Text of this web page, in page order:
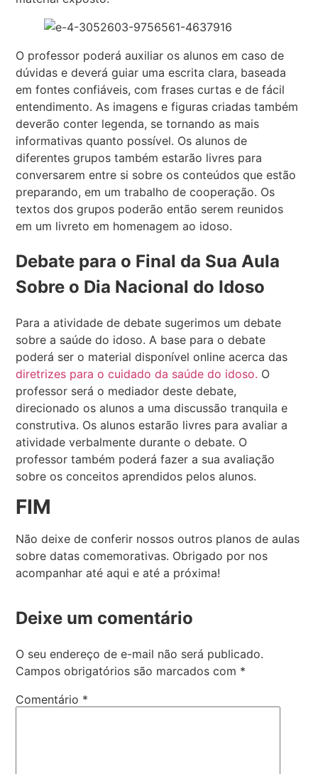
O professor poderá auxiliar os alunos em caso de
dúvidas e deverá guiar uma escrita clara, baseada
em fontes confiáveis, com frases curtas e de fácil
entendimento. As imagens e figuras criadas também
deverão conter legenda, se tornando as mais
informativas quanto possível. Os alunos de
diferentes grupos também estarão livres para
conversarem entre si sobre os conteúdos que estão
preparando, em um trabalho de cooperação. Os
textos dos grupos poderão então serem reunidos
em um livreto em homenagem ao idoso.
Debate para o Final da Sua Aula
Sobre o Dia Nacional do Idoso
Para a atividade de debate sugerimos um debate
sobre a saúde do idoso. A base para o debate
poderá ser o material disponível online acerca das
diretrizes para o cuidado da saúde do idoso. O
professor será o mediador deste debate,
direcionado os alunos a uma discussão tranquila e
construtiva. Os alunos estarão livres para avaliar a
atividade verbalmente durante o debate. O
professor também poderá fazer a sua avaliação
sobre os conceitos aprendidos pelos alunos.
FIM
Não deixe de conferir nossos outros planos de aulas
sobre datas comemorativas. Obrigado por nos
acompanhar até aqui e até a próxima!
Deixe um comentário
O seu endereço de e-mail não será publicado.
Campos obrigatórios são marcados com *
Comentário *